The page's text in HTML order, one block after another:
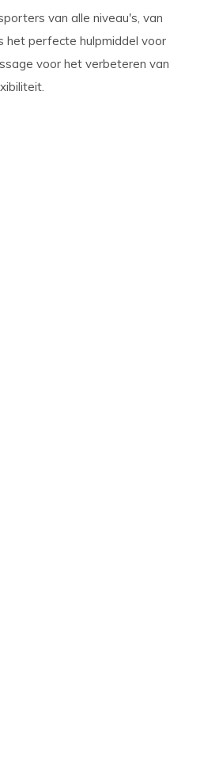
van alle niveau's, van
het perfecte hulpmiddel voor
voor het verbeteren van